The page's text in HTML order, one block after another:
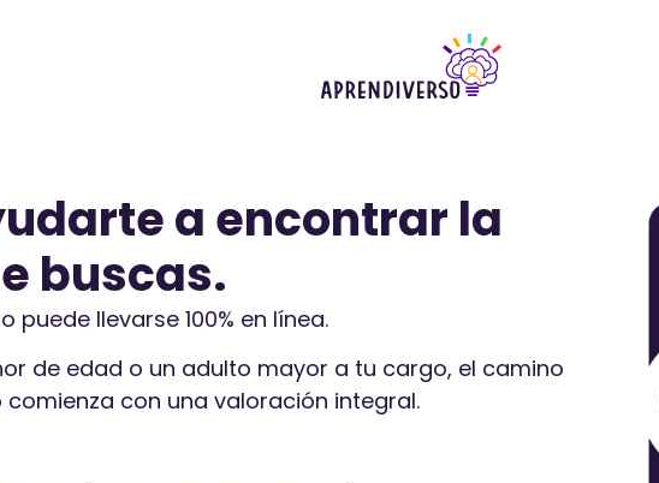
a encontrar la
buscas.
llevarse 100% en línea.
de edad o un adulto mayor a tu cargo, el camino
con una valoración integral.